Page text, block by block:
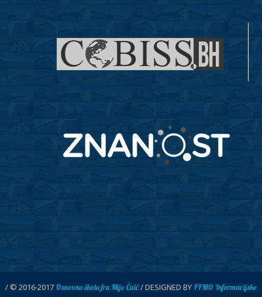
/ © 2016-2017 Osnovna škola fra Mijo Čuić/ DESIGNED BY FFMO Informacijske